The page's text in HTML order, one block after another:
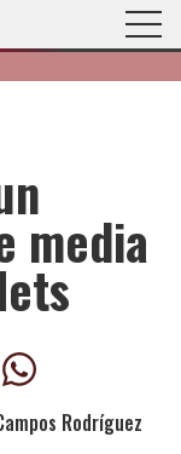
media
Rodríguez